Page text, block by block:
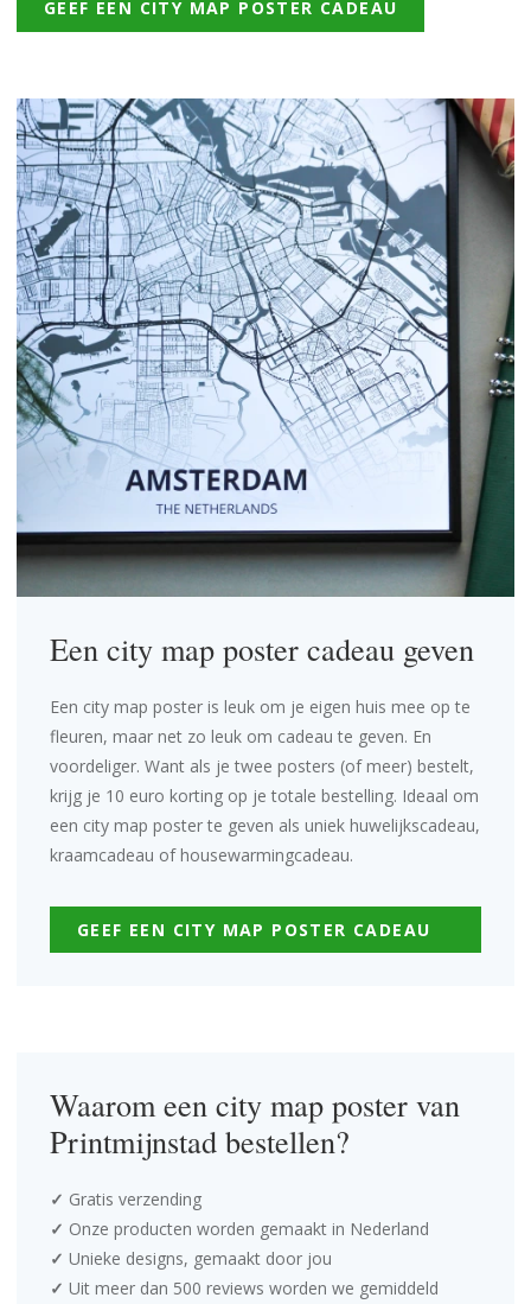
GEEF EEN CITY MAP POSTER CADEAU
Een city map poster cadeau geven
Een city map poster is leuk om je eigen huis mee op te
fleuren, maar net zo leuk om cadeau te geven. En
voordeliger. Want als je twee posters (of meer) bestelt,
krijg je 10 euro korting op je totale bestelling. Ideaal om
een city map poster te geven als uniek huwelijkscadeau,
kraamcadeau ofhousewarmingcadeau.
GEEF EEN CITY MAP POSTER CADEAU
Waarom een city map poster van
Printmijnstad bestellen?
✓ Gratis verzending
✓ Onze producten worden gemaakt in Nederland
✓ Unieke designs, gemaakt door jou
✓ Uit meer dan 500 reviews worden we gemiddeld